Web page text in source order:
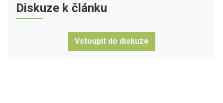
Diskuze k článku
Vstoupit do diskuze